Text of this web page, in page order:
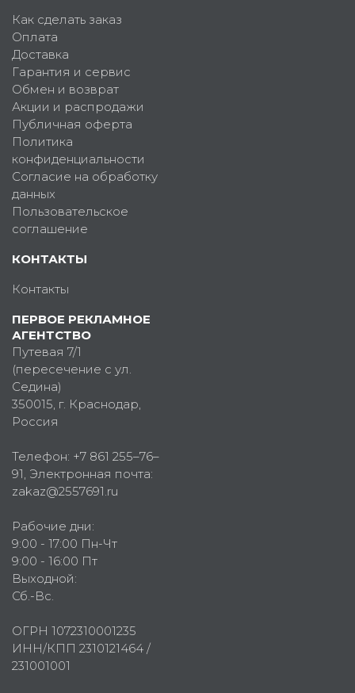
Как сделать заказ
Оплата
Доставка
Гарантия и сервис
Обмен и возврат
Акции и распродажи
Публичная оферта
Политика
конфиденциальности
Согласие на обработку
данных
Пользовательское
соглашение
КОНТАКТЫ
Контакты
ПЕРВОЕ РЕКЛАМНОЕ
АГЕНТСТВО
Путевая 7/1
(пересечение с ул.
Седина)
350015, г. Краснодар,
Россия
Телефон: +7 861 255–76–
91, Электронная почта:
zakaz@2557691.ru
Рабочие дни:
9:00 - 17:00 Пн-Чт
9:00 - 16:00 Пт
Выходной:
Сб.-Вс.
ОГРН 1072310001235
ИНН/КПП 2310121464 /
231001001